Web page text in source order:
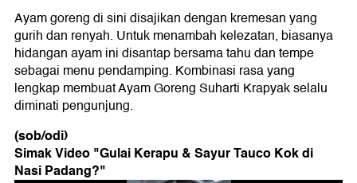
Ayam goreng di sini disajikan dengan kremesan yang
gurih dan renyah. Untuk menambah kelezatan, biasanya
hidangan ayam ini disantap bersama tahu dan tempe
sebagai menu pendamping. Kombinasi rasa yang
lengkap membuat Ayam Goreng Suharti Krapyak selalu
diminati pengunjung.
(sob/odi)
Simak Video "Gulai Kerapu & Sayur Tauco Kok di
Nasi Padang?"